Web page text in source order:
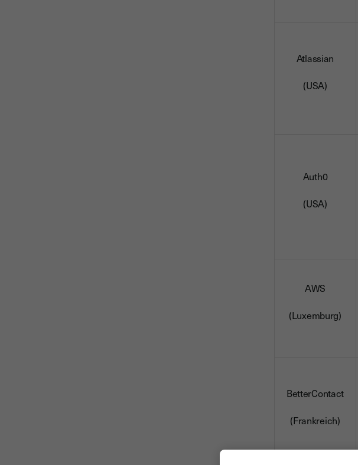
Atlassian
(USA)
Auth0
(USA)
AWS
(Luxemburg)
BetterContact
(Frankreich)